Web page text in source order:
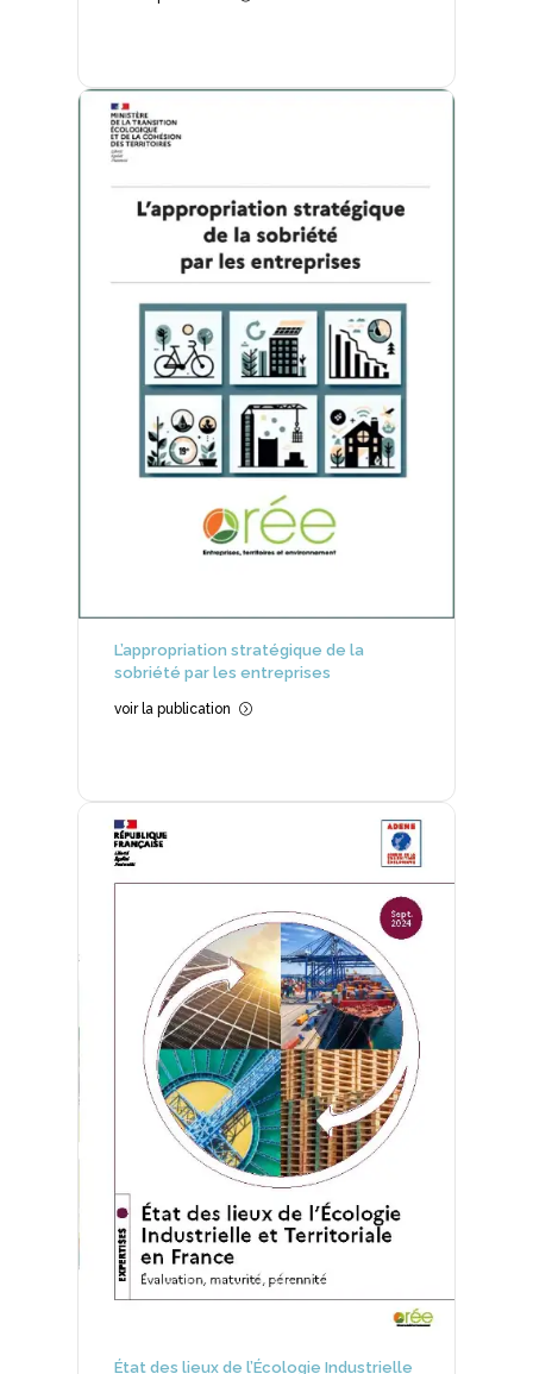
L’appropriation stratégique de la
sobriété par les entreprises
voir la publication =
État des lieux de l’Écologie Industrielle